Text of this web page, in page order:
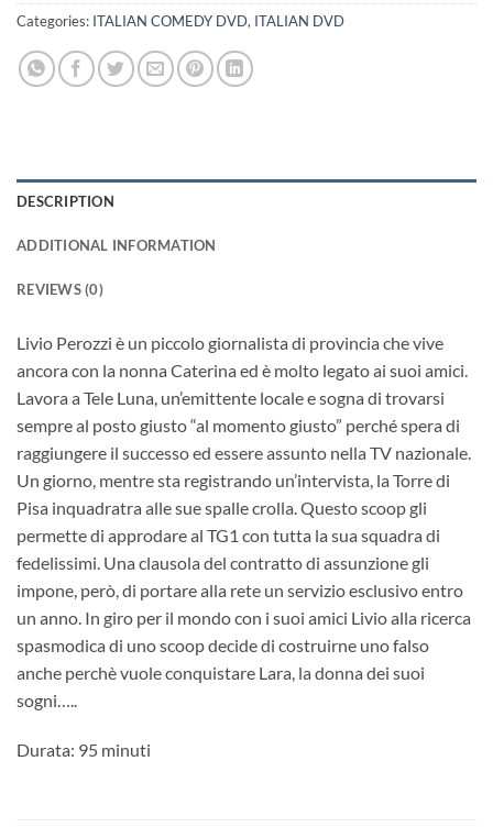
Categories: ITALIAN COMEDY DVD, ITALIAN DVD
DESCRIPTION
ADDITIONAL INFORMATION
REVIEWS (0)
Livio Perozzi è un piccolo giornalista di provincia che vive
ancora con la nonna Caterina ed è molto legato ai suoi amici.
Lavora a Tele Luna, un’emittente locale e sogna di trovarsi
sempre al posto giusto “al momento giusto” perché spera di
raggiungere il successo ed essere assunto nella TV nazionale.
Un giorno, mentre sta registrando un’intervista, la Torre di
Pisa inquadratra alle sue spalle crolla. Questo scoop gli
permette di approdare al TG1 con tutta la sua squadra di
fedelissimi. Una clausola del contratto di assunzione gli
impone, però, di portare alla rete un servizio esclusivo entro
un anno. In giro per il mondo con i suoi amici Livio alla ricerca
spasmodica di uno scoop decide di costruirne uno falso
anche perchè vuole conquistare Lara, la donna dei suoi
sogni…..
Durata: 95 minuti